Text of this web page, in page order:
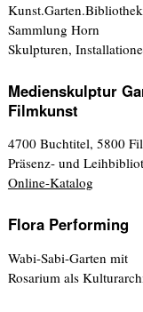
Sammlung Horn
Skulpturen,
Medienskulptur
Filmkunst
4700 Buchtitel, 5800
Präsenz- und
Online-Katalog
Flora Performing
Wabi-Sabi-Garten mit
Rosarium als